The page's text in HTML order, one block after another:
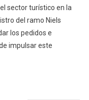
sector turístico en la
del ramo Niels
los pedidos e
impulsar este